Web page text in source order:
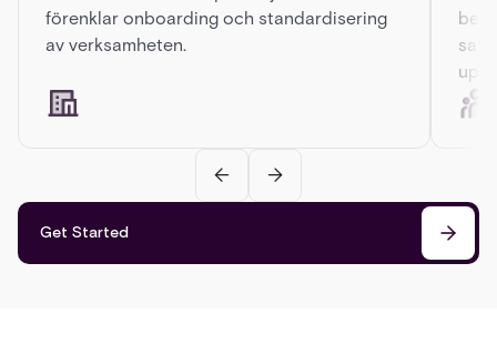
förenklar onboarding och standardisering
av verksamheten.
Get Started